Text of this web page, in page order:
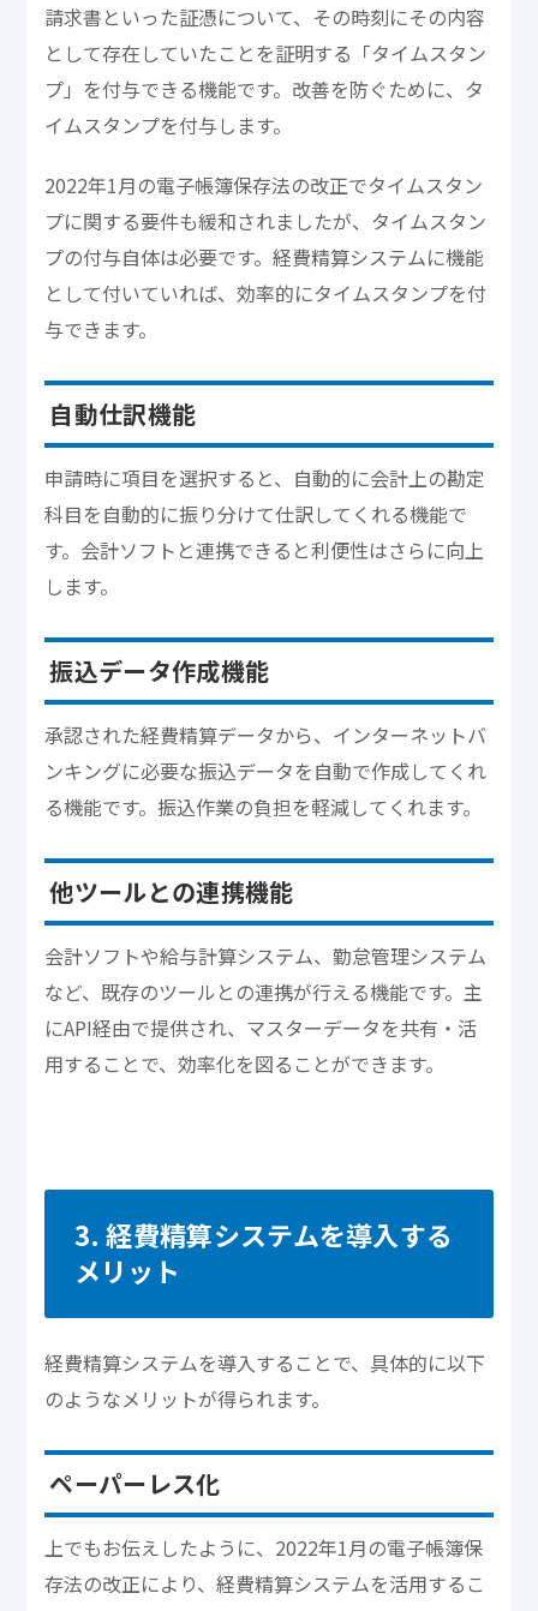
請求書といった証憑について、その時刻にその内容
として存在していたことを証明する「タイムスタン
プ」を付与できる機能です。改善を防ぐために、タ
イムスタンプを付与します。
2022年1月の電子帳簿保存法の改正でタイムスタン
プに関する要件も緩和されましたが、タイムスタン
プの付与自体は必要です。経費精算システムに機能
として付いていれば、効率的にタイムスタンプを付
与できます。
自動仕訳機能
申請時に項目を選択すると、自動的に会計上の勘定
科目を自動的に振り分けて仕訳してくれる機能で
す。会計ソフトと連携できると利便性はさらに向上
します。
振込データ作成機能
承認された経費精算データから、インターネットバ
ンキングに必要な振込データを自動で作成してくれ
る機能です。振込作業の負担を軽減してくれます。
他ツールとの連携機能
会計ソフトや給与計算システム、勤怠管理システム
など、既存のツールとの連携が行える機能です。主
にAPI経由で提供され、マスターデータを共有・活
用することで、効率化を図ることができます。
3. 経費精算システムを導入する
メリット
経費精算システムを導入することで、具体的に以下
のようなメリットが得られます。
ペーパーレス化
上でもお伝えしたように、2022年1月の電子帳簿保
存法の改正により、経費精算システムを活用するこ